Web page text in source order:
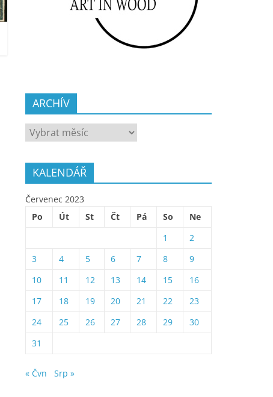
ARCHÍV
ARCHÍV
KALENDÁŘ
Červenec 2023
Po
Út St Čt Pá So
Ne
1
2
3
4 5 6 7 8
9
10
11 12 13 14 15
16
17
18 19 20 21 22
23
24
25 26 27 28 29
30
31
« Čvn Srp »